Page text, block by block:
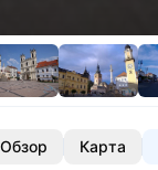
Обзор Карта